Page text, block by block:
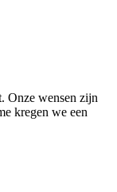
Onze wensen zijn
kregen we een